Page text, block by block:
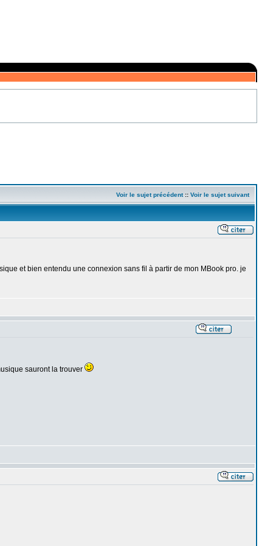
Voir le sujet précédent:: Voir le sujet suivant
et bien entendu une connexion sans fil à partir de mon MBook pro. je
sauront la trouver